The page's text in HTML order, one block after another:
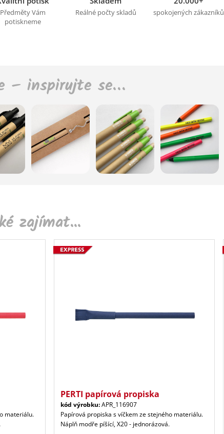
Předměty Vám
potiskneme
Reálné počty skladů spokojených zákazníků
– inspirujte se…
zajímat...
materiálu.
PERTI papírová propiska
kód výrobku:APR_116907
Papírová propiska s víčkem ze stejného materiálu.
Náplň modře píšící, X20 - jednorázová.